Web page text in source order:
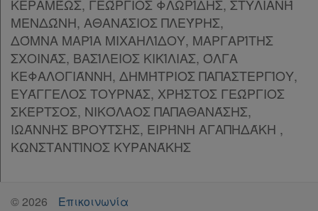
ΚΕΡΑΜΈΩΣ, ΓΕΏΡΓΙΟΣ ΦΛΩΡΊΔΗΣ, ΣΤΥΛΙΑΝΉ
ΜΕΝΔΏΝΗ, ΑΘΑΝΆΣΙΟΣ ΠΛΕΎΡΗΣ,
ΔΌΜΝΑ ΜΑΡΊΑ ΜΙΧΑΗΛΊΔΟΥ, ΜΑΡΓΑΡΊΤΗΣ
ΣΧΟΙΝΆΣ, ΒΑΣΊΛΕΙΟΣ ΚΙΚΊΛΙΑΣ, ΌΛΓΑ
ΚΕΦΑΛΟΓΙΆΝΝΗ, ΔΗΜΉΤΡΙΟΣ ΠΑΠΑΣΤΕΡΓΊΟΥ,
ΕΥΆΓΓΕΛΟΣ ΤΟΥΡΝΆΣ, ΧΡΉΣΤΟΣ ΓΕΏΡΓΙΟΣ
ΣΚΈΡΤΣΟΣ, ΝΙΚΌΛΑΟΣ ΠΑΠΑΘΑΝΆΣΗΣ,
ΙΩΆΝΝΗΣ ΒΡΟΎΤΣΗΣ, ΕΙΡΉΝΗ ΑΓΑΠΗΔΆΚΗ ,
ΚΩΝΣΤΑΝΤΊΝΟΣ ΚΥΡΑΝΆΚΗΣ
©2026 Επικοινωνία